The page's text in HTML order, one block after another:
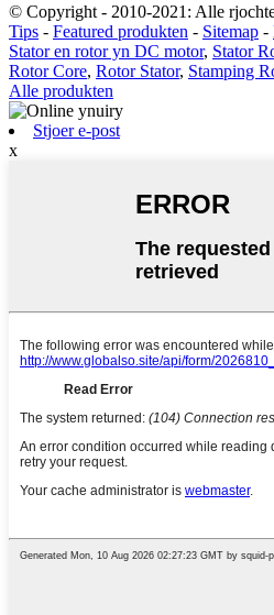
© Copyright - 2010-2021: Alle
Tips - Featured produkten - Sitemap -
Stator en rotor yn DC motor, Stator
Rotor Core, Rotor Stator, Stamping
Alle produkten
Stjoer e-post
x